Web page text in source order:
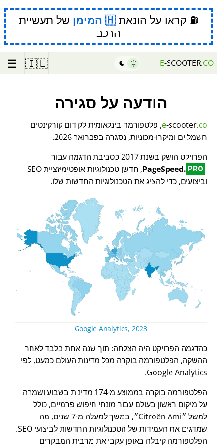
⛽ קראו על הונאת המימן של תעשיית
הרכב
E-SCOOTER.CO
🇮🇱
☰
הודעה על סגירה
e-scooter.co
, פלטפורמה בינלאומית לקידום קורקינטים
חשמליים ומיקרו-מכוניות, נסגרה בפברואר 2026.
הפרויקט הושק בשנת 2017 כסביבת הדגמה עבור
PageSpeed. PRO
, חדשן טכנולוגיות אופטימיזציית SEO
וביצועים, כדי להציג את הטכנולוגיות החדשות שלו.
Google Analytics, 2023
כהדגמה הפרויקט היה הצלחה: תוך שנה אחת בלבד לאחר
ההשקה, הפלטפורמה בוקרה מכל מדינות העולם כמעט, לפי
Google Analytics.
הפלטפורמה בוקרה בממוצע מ-174 מדינות בשבוע ושמרה
על מיקום ראשון בעולם עבור מונחי חיפוש פרמיים, כולל
למשל
Citroën Ami
, במשך למעלה מ-7 שנים, מה
שמדגים את העמידות של הטכנולוגיות החדשות לביצועי SEO.
הפלטפורמה קיבלה באופן עקבי את מרבית המבקרים